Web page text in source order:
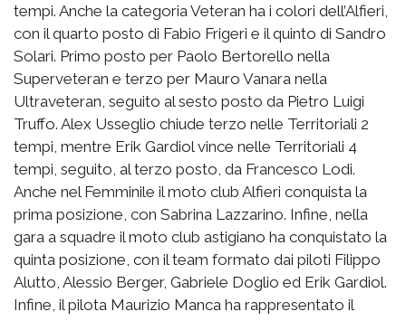
tempi. Anche la categoria Veteran ha i colori dell’Alfieri,
con il quarto posto di Fabio Frigeri e il quinto di Sandro
Solari. Primo posto per Paolo Bertorello nella
Superveteran e terzo per Mauro Vanara nella
Ultraveteran, seguito al sesto posto da Pietro Luigi
Truffo. Alex Usseglio chiude terzo nelle Territoriali 2
tempi, mentre Erik Gardiol vince nelle Territoriali 4
tempi, seguito, al terzo posto, da Francesco Lodi.
Anche nel Femminile il moto club Alfieri conquista la
prima posizione, con Sabrina Lazzarino. Infine, nella
gara a squadre il moto club astigiano ha conquistato la
quinta posizione, con il team formato dai piloti Filippo
Alutto, Alessio Berger, Gabriele Doglio ed Erik Gardiol.
Infine, il pilota Maurizio Manca ha rappresentato il